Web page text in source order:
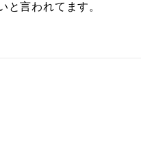
と言われてます。